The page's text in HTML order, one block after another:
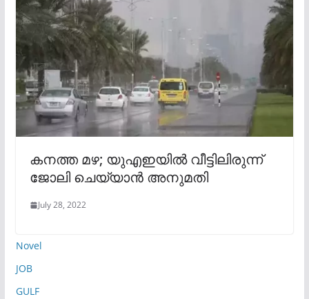
കനത്ത മഴ; യുഎഇയിൽ വീട്ടിലിരുന്ന്
ജോലി ചെയ്യാന്‍ അനുമതി
July 28, 2022
Novel
JOB
GULF